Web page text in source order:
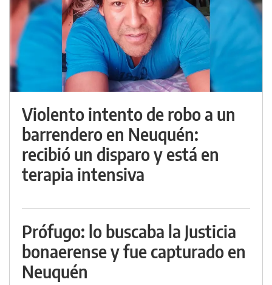
Violento intento de robo a un
barrendero en Neuquén:
recibió un disparo y está en
terapia intensiva
Prófugo: lo buscaba la Justicia
bonaerense y fue capturado en
Neuquén